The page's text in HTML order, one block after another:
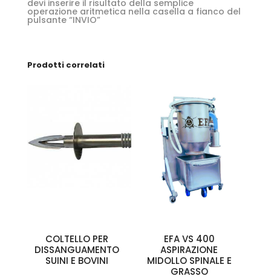
devi inserire il risultato della semplice
operazione aritmetica nella casella a fianco del
pulsante “INVIO”
Prodotti correlati
COLTELLO PER
DISSANGUAMENTO
SUINI E BOVINI
EFA VS 400
ASPIRAZIONE
MIDOLLO SPINALE E
GRASSO